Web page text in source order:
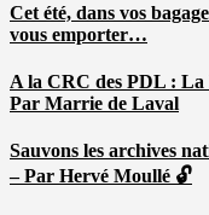
Cet été, dans vos
vous emporter…
A la CRC des PDL : La
Par Marrie de Laval
Sauvons les archives
– Par Hervé Moullé 🔓